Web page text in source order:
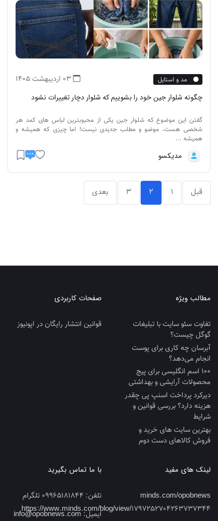
مد و استایل
چگونه شلوار جین خود را بشوییم که شلوار دچار تغییرات نشود
گفتن این موضوع که شلوار جین یکی از محبوبترین لباس های کمد هر
شخصی هست، موضو و مطلب جدیدی نیست! اما چیزی که همیشه و
همیشه ...
مدیکسو
قبل 1
2
3 بعدی
مطالب ویژه
تفاوت سئو سایت با تبلیغات
گوگل چیست؟
آبرسان چه کاری برای پوست
انجام می‌دهد؟
100 اسم انگلیسی برای پیج
محصولات آرایشی و بهداشتی
دیرکرد پرداخت اسنپ پی چقدر
هزینه دارد؟ بررسی قوانین و
شرایط
بهترین سایت‌ های خرید و
فروش کالاهای دست‌ دوم
صفحات کاربردی
قوانین انتشار رایگان در اپونیوز
لینک های مفید
minds.com/opobnews
https://www.minds.com/blog/view/1797252704263737344
با ما تماس بگیرید
تلفن:
ایمیل:info@opobnews.com